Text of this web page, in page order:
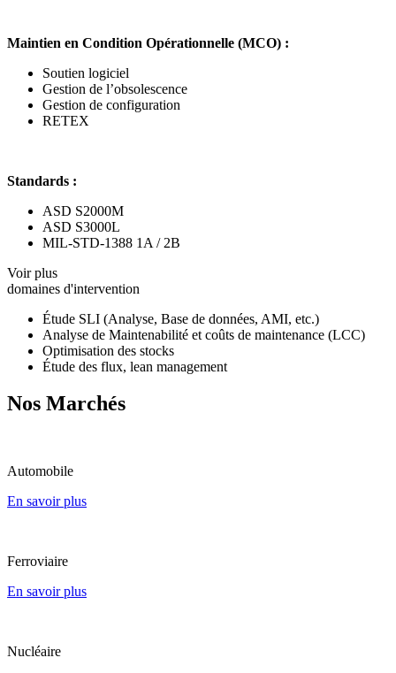
Maintien en Condition Opérationnelle (MCO) :
Soutien logiciel
Gestion de l’obsolescence
Gestion de configuration
RETEX
Standards :
ASD S2000M
ASD S3000L
MIL-STD-1388 1A / 2B
Voir plus
domaines d'intervention
Étude SLI (Analyse, Base de données, AMI, etc.)
Analyse de Maintenabilité et coûts de maintenance (LCC)
Optimisation des stocks
Étude des flux, lean management
Nos Marchés
Automobile
En savoir plus
Ferroviaire
En savoir plus
Nucléaire